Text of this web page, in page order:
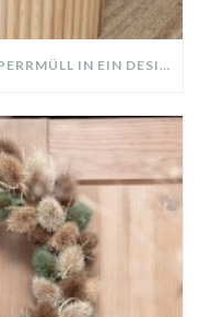
DIY UPCYLING IDEE: WIE MAN SPERRMÜLL IN EIN DESIGNER TEIL VERWANDELT